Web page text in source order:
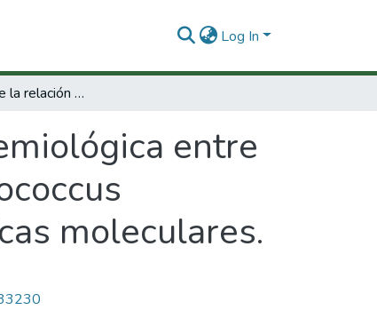
Log In
En búsqueda de la relación epidemiológica entre aislamientos clínicos y ambientales de cryptococcus neoformans en colombia, por medio de técnicas moleculares.
entre
moleculares.